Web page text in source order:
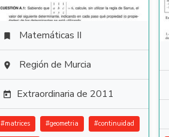
 Matemáticas II
 Región de Murcia
 Extraordinaria de 2011
#matrices #geometria #continuidad